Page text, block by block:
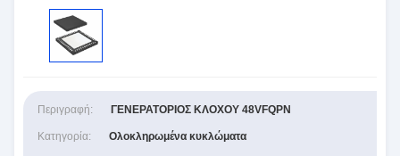
Περιγραφή: ΓΕΝΕΡΑΤΟΡΙΟΣ ΚΛΟΧΟΥ 48VFQPN
Κατηγορία: Ολοκληρωμένα κυκλώματα